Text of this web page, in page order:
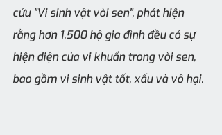
cứu "Vi sinh vật vòi sen", phát hiện
rằng hơn 1.500 hộ gia đình đều có sự
hiện diện của vi khuẩn trong vòi sen,
bao gồm vi sinh vật tốt, xấu và vô hại.